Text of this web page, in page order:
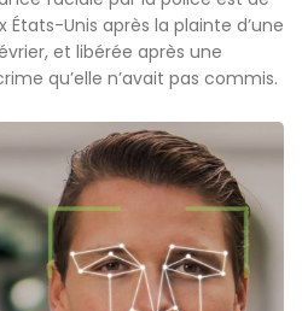
Unis après la plainte d’une
et libérée après une
qu’elle n’avait pas commis.